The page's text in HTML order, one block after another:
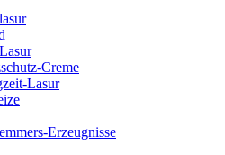
Creme
Lasur
Erzeugnisse